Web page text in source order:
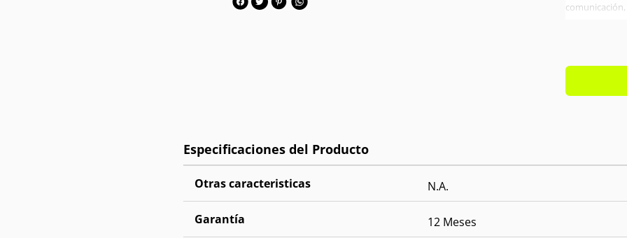
RAM:
Otras caracteristicas N.A.
Garantía 12 Meses